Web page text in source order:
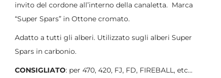
invito del cordone all’interno della canaletta. Marca
“Super Spars” in Ottone cromato.
Adatto a tutti gli alberi. Utilizzato sugli alberi Super
Spars in carbonio.
CONSIGLIATO: per 470, 420, FJ, FD, FIREBALL, etc…